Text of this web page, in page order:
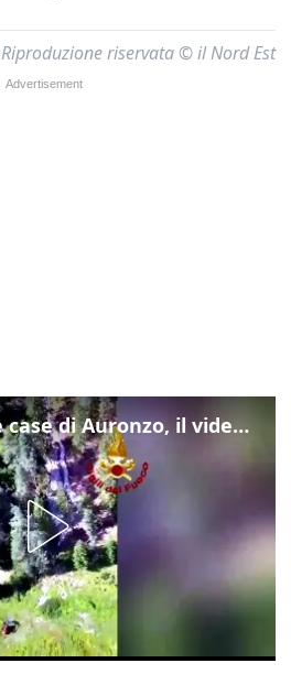
Riproduzione riservata © il Nord Est
Frana lambisce le case di Auronzo, il video dall'elicottero dei vigili del fuoco